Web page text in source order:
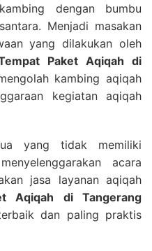
dengan bumbu
Menjadi masakan
yang dilakukan oleh
Paket Aqiqah di
kambing aqiqah
kegiatan aqiqah
yang tidak memiliki
acara
jasa layanan aqiqah
Aqiqah di Tangerang
dan paling praktis